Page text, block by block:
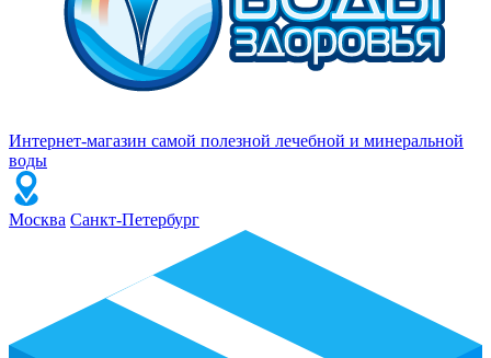
Интернет-магазин самой полезной лечебной и минеральной
воды
Москва Санкт-Петербург